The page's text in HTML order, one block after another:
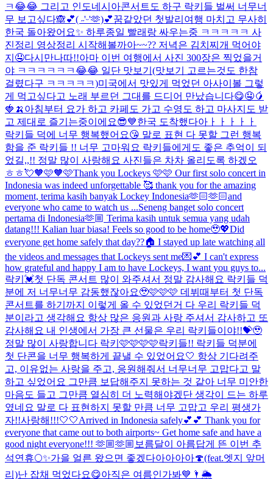
ㅋ😂😂 그리고 인도네시아콘서트도 하구 락키들 벌써 너무너
무 보고싶다🙈💕( ˶'ᵕ'🫶)💕꿈같았던 첫발리여행 마치고 무사히
한국 돌아왔어요✨ 하루종일 빨래랑 싸우는중 ㅋㅋㅋㅋㅋ 사
진정리 영상정리 시작해볼까아~~?? 저녁은 김치찌개 먹어야
지🤤다시만나따!!아마 이번 여행에서 사진 300장은 찍었을거
야 ㅋㅋㅋㅋㅋㅋ😂😂 일단 맛보기(맛보기 고르는것도 한참
걸렸다구 ㅋㅋㅋㅋㅋ)미국에서 맛있게 먹었던 아사이볼 그렇
게 먹고싶다고 노래 부르던 그대를 드디어 만났습니다😋🤤🥭
🍓🍌 아침부터 요가 하고 카페도 가고 수영도 하고 마사지도 받
고 제대로 즐기는중이에요😎💙한국 도착했다아ㅏㅏㅏㅏㅏ
락키들 덕에 너무 행복했어요😘 말로 표현 다 못할 그런 행복
함을 준 락키들 !! 너무 고마워요 락키들에게도 좋은 추억이 되
었길,,!! 정말 많이 사랑해요 사진들은 차차 올리도록 하겠오
ㅎㅎ💘🧡🩷🧡🩷Thank you Lockeys 🩷🩷 Our first solo concert in
Indonesia was indeed unforgettable 🥰 thank you for the amazing
moment, terima kasih banyak Lockey Indonesia🫶🏻🫶🏻and
everyone who came to watch us ...Seneng banget solo concert
pertama di Indonesia🫶🏼 Terima kasih untuk semua yang udah
datang!!! Kalian luar biasa! Feels so good to be home🥹💖Did
everyone get home safely that day??🏠 I stayed up late watching all
the videos and messages that Lockeys sent me💌💕 I can't express
how grateful and happy I am to have Lockeys, I want you guys to...
락키💓첫 단독 콘서트 많이 와주셔서 정말 감사해요 락키들 덕
분에 저 너무너무 감동했잖아요🥹🩷🩷🩷 데뷔때부터 첫 단독
콘서트를 하기까지 이렇게 올 수 있었던거 다 우리 락키들 덕
분이라고 생각해요 항상 많은 응원과 사랑 주셔서 감사하고 또
감사해요 내 인생에서 가장 큰 선물은 우리 락키들이야!!💝🥹
정말 많이 사랑합니다 락키🩷🩷🩷🩷락키들!! 락키들 덕분에
첫 단콘을 너무 행복하게 끝낼 수 있었어요🤍 항상 기다려주
고, 이유없는 사랑을 주고, 응원해줘서 너무너무 고맙다고 말
하고 싶었어요 그만큼 보답해주지 못하는 것 같아 너무 미안한
마음도 들고 그만큼 열심히 더 노력해야겠단 생각이 드는 하루
였네요 말로 다 표현하지 못할 만큼 너무 고맙고 우리 평생가
자!!사랑해!!!🤍🤍Arrived in Indonesia safely💕💕 Thank you for
everyone that came out to both airports~ Get home safe and have a
good night everyone!!! 🫶🏼🫶🏼 보름달이 아름답게 뜬 이번 추
석연휴🌕✨가을 얼른 왔으면 좋겠다아아아아🍄(feat.엣지 앞머
리)난 잡채 먹었다요😋아직은 여름인가봐💙🌂🌦️